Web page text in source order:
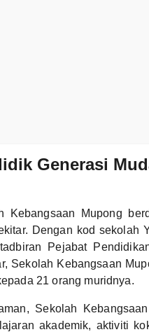
Generasi
Kebangsaan Mupong
Dengan kod sekolah
Pejabat
Sekolah Kebangsaan
21 orang muridnya.
Sekolah
akademik, aktiviti